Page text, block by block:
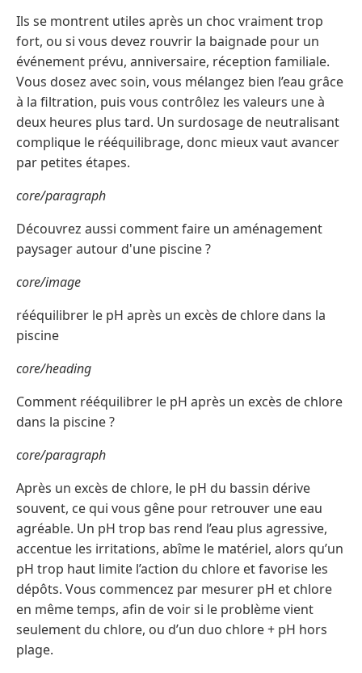
Ils se montrent utiles après un choc vraiment trop
fort, ou si vous devez rouvrir la baignade pour un
événement prévu, anniversaire, réception familiale.
Vous dosez avec soin, vous mélangez bien l’eau grâce
à la filtration, puis vous contrôlez les valeurs une à
deux heures plus tard. Un surdosage de neutralisant
complique le rééquilibrage, donc mieux vaut avancer
par petites étapes.
core/paragraph
Découvrez aussi comment faire un aménagement
paysager autour d'une piscine ?
core/image
rééquilibrer le pH après un excès de chlore dans la
piscine
core/heading
Comment rééquilibrer le pH après un excès de chlore
dans la piscine ?
core/paragraph
Après un excès de chlore, le pH du bassin dérive
souvent, ce qui vous gêne pour retrouver une eau
agréable. Un pH trop bas rend l’eau plus agressive,
accentue les irritations, abîme le matériel, alors qu’un
pH trop haut limite l’action du chlore et favorise les
dépôts. Vous commencez par mesurer pH et chlore
en même temps, afin de voir si le problème vient
seulement du chlore, ou d’un duo chlore + pH hors
plage.